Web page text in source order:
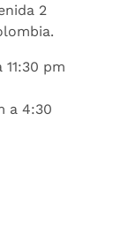
2
pm
a 4:30